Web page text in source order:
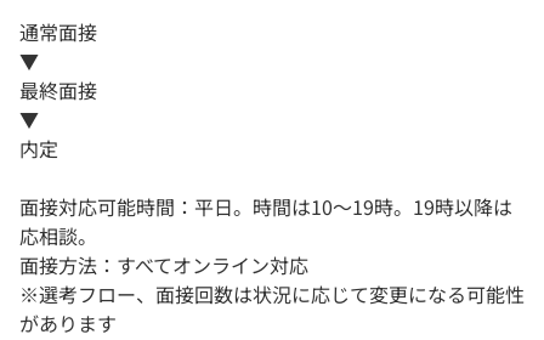
通常面接
▼
最終面接
▼
内定
面接対応可能時間：平日。時間は10～19時。19時以降は
応相談。
面接方法：すべてオンライン対応
※選考フロー、面接回数は状況に応じて変更になる可能性
があります